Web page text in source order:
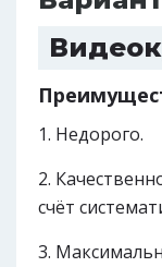
Недорого.
счёт